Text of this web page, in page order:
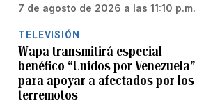
7 de agosto de 2026 a las 11:10 p.m.
TELEVISIÓN
Wapa transmitirá especial
benéfico “Unidos por Venezuela”
para apoyar a afectados por los
terremotos